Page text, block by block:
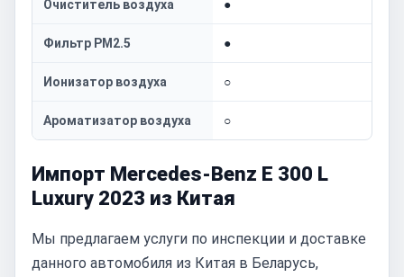
Очиститель воздуха ●
Фильтр PM2.5 ●
Ионизатор воздуха ○
Ароматизатор воздуха ○
Импорт Mercedes-Benz E 300 L
Luxury 2023 из Китая
Мы предлагаем услуги по инспекции и доставке
данного автомобиля из Китая в Беларусь,